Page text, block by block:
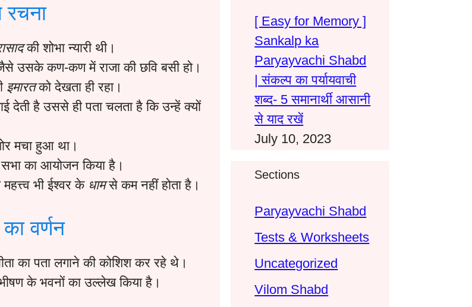
रचना
की शोभा न्यारी थी।
उसके कण-कण में राजा की छवि बसी हो।
इमारतको देखता ही रहा।
देती है उससे ही पता चलता है कि उन्हें क्यों
मचा हुआ था।
का आयोजन किया है।
भी ईश्वर के धामसे कम नहीं होता है।
वर्णन
का पता लगाने की कोशिश कर रहे थे।
के भवनों का उल्लेख किया है।
[ Easy for Memory ]
Sankalp ka
Paryayvachi Shabd
| संकल्प का पर्यायवाची
शब्द- 5 समानार्थी आसानी
से याद रखें
July 10, 2023
Sections
Paryayvachi Shabd
Tests & Worksheets
Uncategorized
Vilom Shabd